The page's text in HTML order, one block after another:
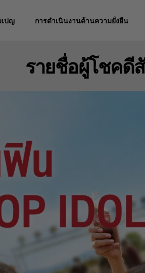
ปญ การดำเนินงานด้านความยั่งยืน
รายชื่อผู้โชคดี